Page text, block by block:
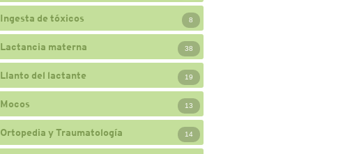
Ingesta de tóxicos 8
Lactancia materna 38
Llanto del lactante 19
Mocos 13
Ortopedia y Traumatología 14